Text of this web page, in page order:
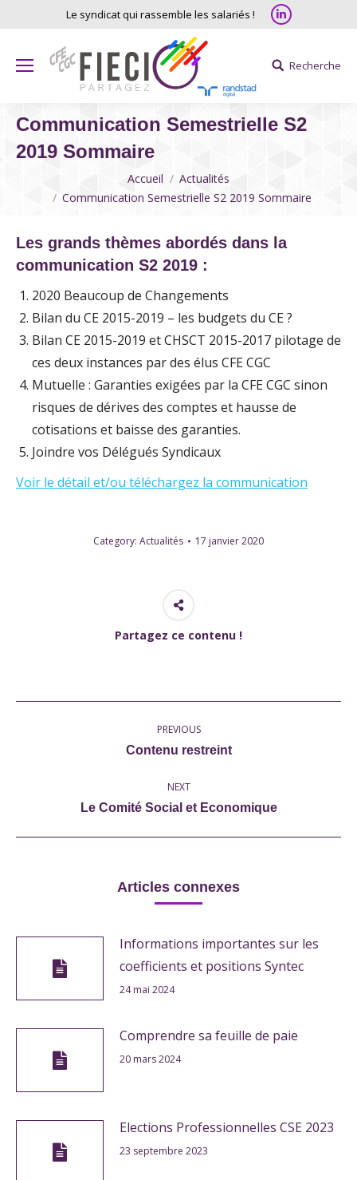
Le syndicat qui rassemble les salariés ! Linkedin
Search:
Recherche
Communication Semestrielle S2
2019 Sommaire
Accueil
Actualités
Communication Semestrielle S2 2019 Sommaire
Les grands thèmes abordés dans la
communication S2 2019 :
2020 Beaucoup de Changements
Bilan du CE 2015-2019 – les budgets du CE ?
Bilan CE 2015-2019 et CHSCT 2015-2017 pilotage de
ces deux instances par des élus CFE CGC
Mutuelle : Garanties exigées par la CFE CGC sinon
risques de dérives des comptes et hausse de
cotisations et baisse des garanties.
Joindre vos Délégués Syndicaux
Voir le détail et/ou téléchargez la communication
Category: Actualités 17 janvier 2020
Partagez ce contenu !
PREVIOUS
Previous
Contenu restreint
NEXT
Next
Le Comité Social et Economique
Articles connexes
Informations importantes sur les
coefficients et positions Syntec
24 mai 2024
Comprendre sa feuille de paie
20 mars 2024
Elections Professionnelles CSE 2023
23 septembre 2023